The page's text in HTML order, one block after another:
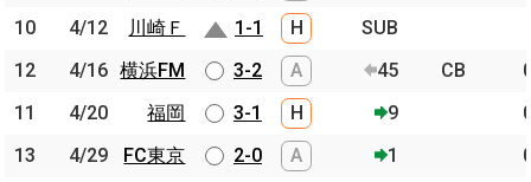
10
4/12 川崎Ｆ 1-1 H
SUB
12
4/16 横浜FM 3-2 A 45 CB
11
4/20 福岡 3-1 H 9
13
4/29 FC東京 2-0 A 1
10
4/12
川崎Ｆ
12
4/16 横浜FM
11
4/20
福岡
13
4/29
FC東京